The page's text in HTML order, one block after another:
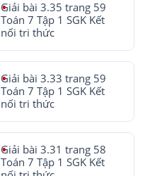
Giải bài 3.35 trang 59
Toán 7 Tập 1 SGK Kết
nối tri thức
Giải bài 3.33 trang 59
Toán 7 Tập 1 SGK Kết
nối tri thức
Giải bài 3.31 trang 58
Toán 7 Tập 1 SGK Kết